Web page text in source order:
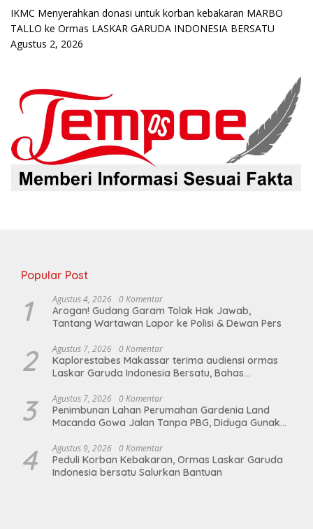
IKMC Menyerahkan donasi untuk korban kebakaran MARBO
TALLO ke Ormas LASKAR GARUDA INDONESIA BERSATU
Agustus 2, 2026
Popular Post
1 Agustus 4, 2026 0 Komentar
Arogan! Gudang Garam Tolak Hak Jawab,
Tantang Wartawan Lapor ke Polisi & Dewan Pers
2 Agustus 7, 2026 0 Komentar
Kaplorestabes Makassar terima audiensi ormas
Laskar Garuda Indonesia Bersatu, Bahas
3 Agustus 7, 2026 0 Komentar
Penimbunan Lahan Perumahan Gardenia Land
Macanda Gowa Jalan Tanpa PBG, Diduga Gunakan
4 Agustus 9, 2026 0 Komentar
Peduli Korban Kebakaran, Ormas Laskar Garuda
Indonesia bersatu Salurkan Bantuan